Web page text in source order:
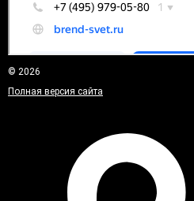
© 2026
Полная версия сайта